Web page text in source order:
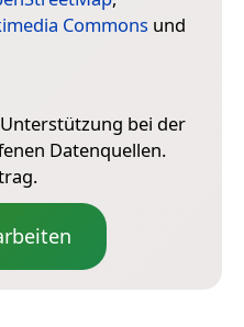
Commons und
bei der
Datenquellen.